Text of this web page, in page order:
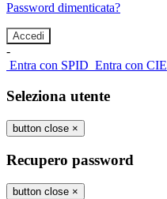
Password dimenticata?
-
Entra con SPID Entra con CIE
Seleziona utente
button close ×
Recupero password
button close ×